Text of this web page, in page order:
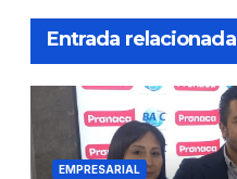
Entrada relacionada
EMPRESARIAL